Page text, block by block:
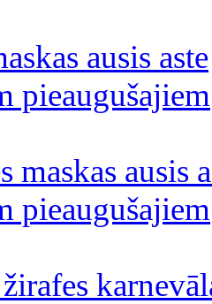
ausis aste
pieaugušajiem
maskas ausis
pieaugušajiem